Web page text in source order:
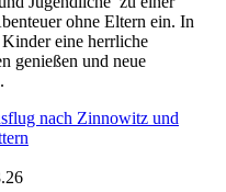
ohne Eltern ein. In
eine herrliche
genießen und neue